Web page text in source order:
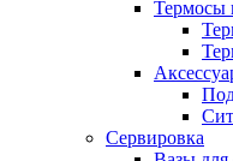
Термосы
Сервировка